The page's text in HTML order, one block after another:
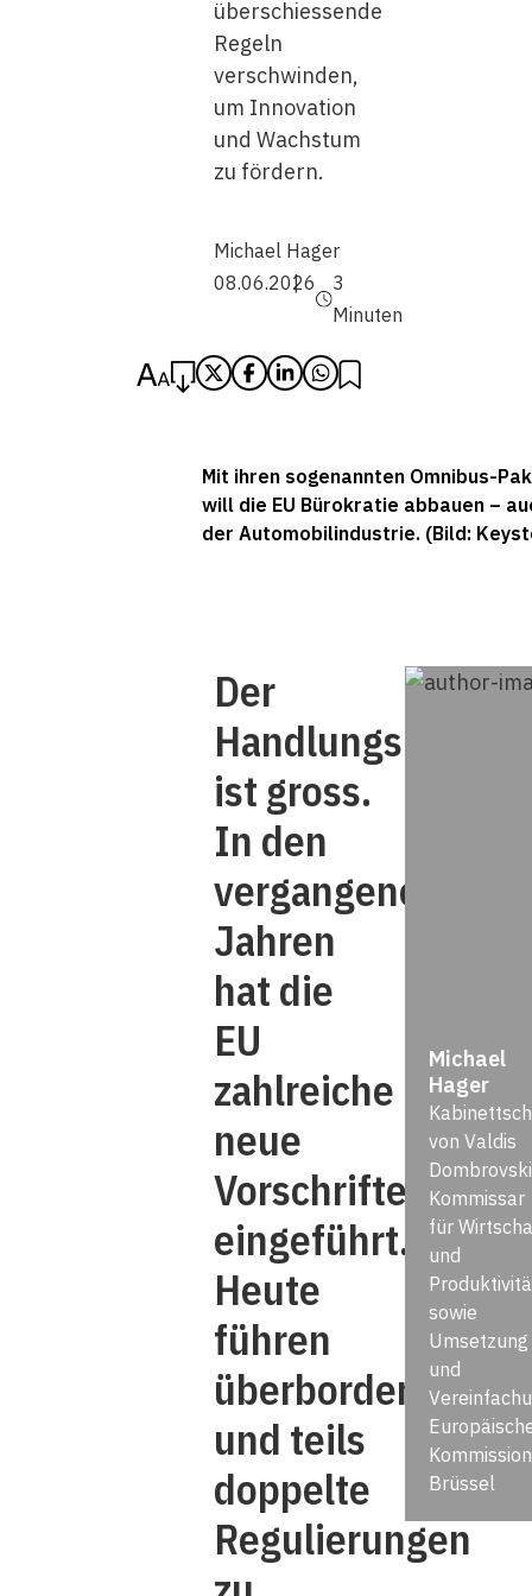
überschiessende
Regeln
verschwinden,
um Innovation
und Wachstum
zu fördern.
Michael Hager
08.06.2026
3
Minuten
Mit ihren sogenannten Omnibus-
will die EU Bürokratie abbauen –
der Automobilindustrie. (Bild:
Der
Handlungsbedarf
ist gross.
In den
vergangenen
Jahren
hat die
EU
zahlreiche
neue
Vorschriften
eingeführt.
Heute
führen
überbordende
und teils
doppelte
Regulierungen
Michael
Hager
von Valdis
Kommissar
für
und
sowie
Umsetzung
und
Brüssel